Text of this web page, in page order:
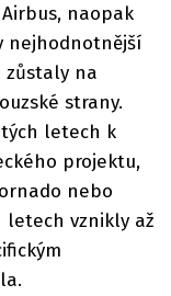
naopak
nejhodnotnější
zůstaly na
strany.
letech k
projektu,
nebo
letech vznikly až